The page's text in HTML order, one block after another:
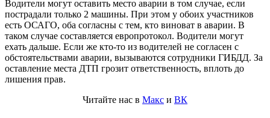
Водители могут оставить место аварии в том случае, если
пострадали только 2 машины. При этом у обоих участников
есть ОСАГО, оба согласны с тем, кто виноват в аварии. В
таком случае составляется европротокол. Водители могут
ехать дальше. Если же кто-то из водителей не согласен с
обстоятельствами аварии, вызываются сотрудники ГИБДД. За
оставление места ДТП грозит ответственность, вплоть до
лишения прав.
Читайте нас в Макс и ВК